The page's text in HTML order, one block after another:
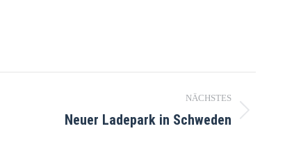
NÄCHSTES
Neuer Ladepark in Schweden